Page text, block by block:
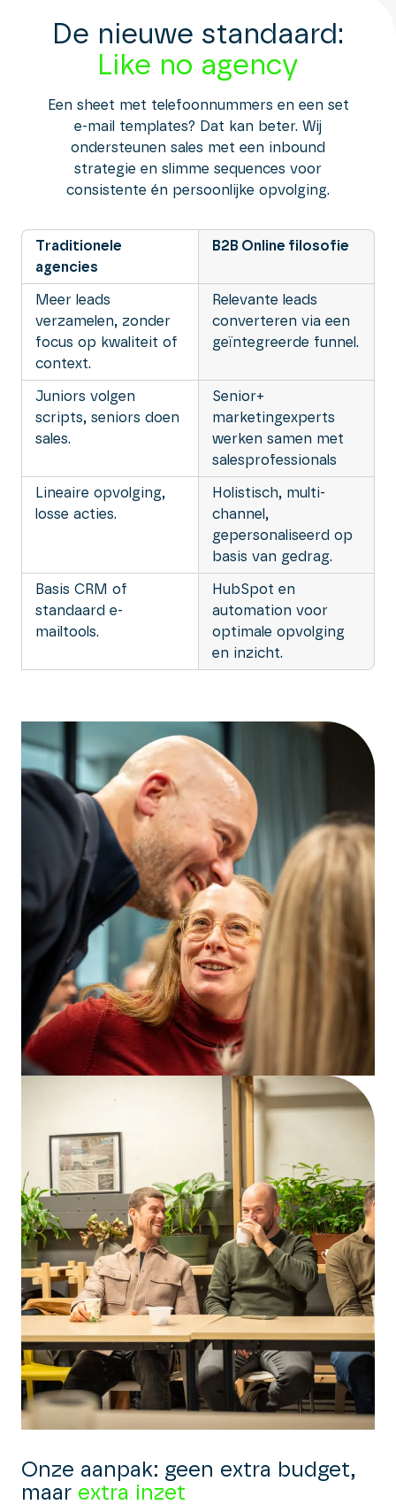
De nieuwe standaard:
Like no agency
Een sheet met telefoonnummers en een set
e-mail templates? Dat kan beter. Wij
ondersteunen sales met een inbound
strategie en slimme sequences voor
consistente én persoonlijke opvolging.
Traditionele
agencies
B2B Online filosofie
Meer leads
verzamelen, zonder
focus op kwaliteit of
context.
Relevante leads
converteren via een
geïntegreerde funnel.
Juniors volgen
scripts, seniors doen
sales.
Senior+
marketingexperts
werken samen met
salesprofessionals
Lineaire opvolging,
losse acties.
Holistisch, multi-
channel,
gepersonaliseerd op
basis van gedrag.
Basis CRM of
standaard e-
mailtools.
HubSpot en
automation voor
optimale opvolging
en inzicht.
Onze aanpak: geen extra budget,
maar extra inzet